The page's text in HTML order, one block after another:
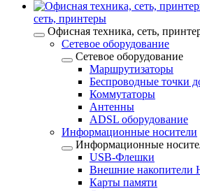
cеть, принтеры
Офисная техника, cеть,
Сетевое оборудование
Сетевое оборудование
Маршрутизаторы
Беспроводные точки
Коммутаторы
Антенны
ADSL оборудование
Информационные носители
Информационные
USB-Флешки
Внешние накопители
Карты памяти